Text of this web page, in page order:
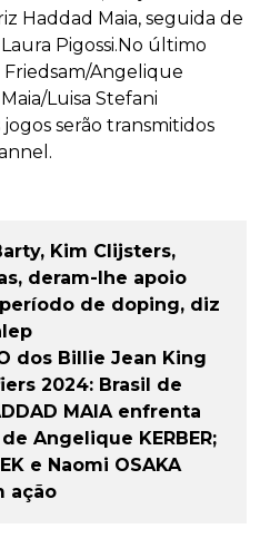
Haddad Maia, seguida de
Pigossi.No último
Friedsam/Angelique
Luisa Stefani
serão transmitidos
Kim Clijsters,
deram-lhe apoio
de doping, diz
dos Billie Jean King
2024: Brasil de
MAIA enfrenta
Angelique KERBER;
e Naomi OSAKA
ação